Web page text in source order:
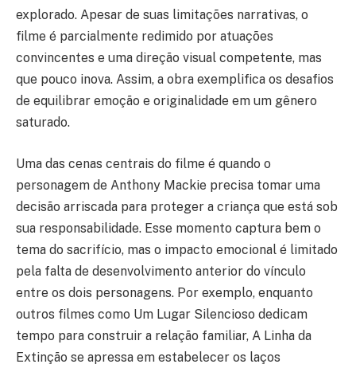
explorado. Apesar de suas limitações narrativas, o
filme é parcialmente redimido por atuações
convincentes e uma direção visual competente, mas
que pouco inova. Assim, a obra exemplifica os desafios
de equilibrar emoção e originalidade em um gênero
saturado.
Uma das cenas centrais do filme é quando o
personagem de Anthony Mackie precisa tomar uma
decisão arriscada para proteger a criança que está sob
sua responsabilidade. Esse momento captura bem o
tema do sacrifício, mas o impacto emocional é limitado
pela falta de desenvolvimento anterior do vínculo
entre os dois personagens. Por exemplo, enquanto
outros filmes como Um Lugar Silencioso dedicam
tempo para construir a relação familiar, A Linha da
Extinção se apressa em estabelecer os laços